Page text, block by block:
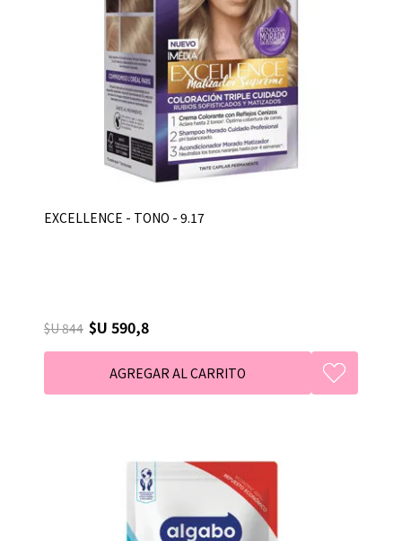
EXCELLENCE - TONO - 9.17
$U 844 $U 590,8